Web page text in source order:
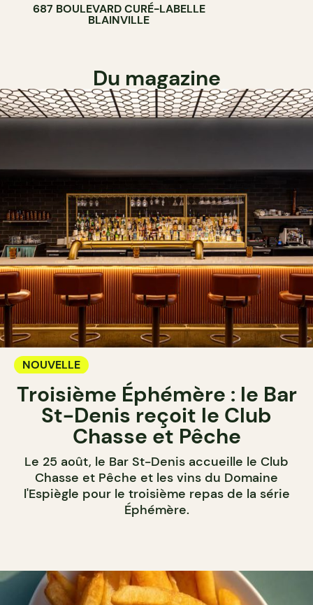
687 BOULEVARD CURÉ-LABELLE
BLAINVILLE
Du magazine
NOUVELLE
Troisième Éphémère : le Bar
St-Denis reçoit le Club
Chasse et Pêche
Le 25 août, le Bar St-Denis accueille le Club
Chasse et Pêche et les vins du Domaine
l'Espiègle pour le troisième repas de la série
Éphémère.